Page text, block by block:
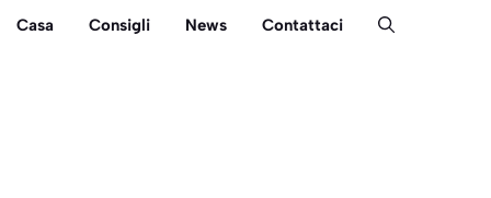
Casa Consigli News Contattaci